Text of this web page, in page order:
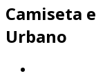
Camiseta
Urbano